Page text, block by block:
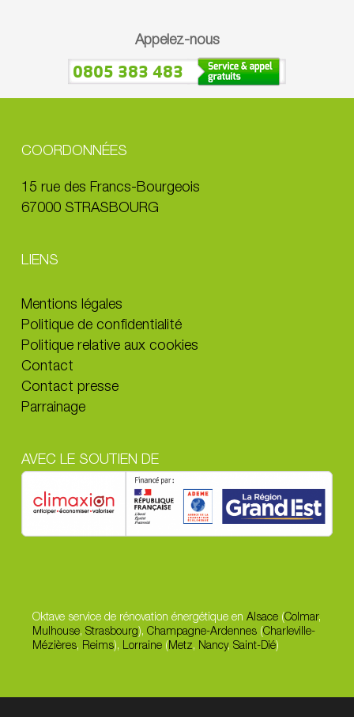
Appelez-nous
0805 383 483
COORDONNÉES
15 rue des Francs-Bourgeois
67000 STRASBOURG
LIENS
Mentions légales
Politique de confidentialité
Politique relative aux cookies
Contact
Contact presse
Parrainage
AVEC LE SOUTIEN DE
Oktave service de rénovation énergétique en Alsace (Colmar,
Mulhouse, Strasbourg), Champagne-Ardennes(Charleville-
Mézières, Reims), Lorraine(Metz, Nancy, Saint-Dié)